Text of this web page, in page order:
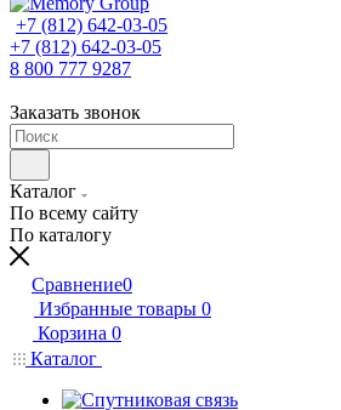
+7 (812) 642-03-05
+7 (812) 642-03-05
8 800 777 9287
Заказать звонок
Каталог
По всему сайту
По каталогу
Сравнение0
Избранные товары 0
Корзина 0
Каталог